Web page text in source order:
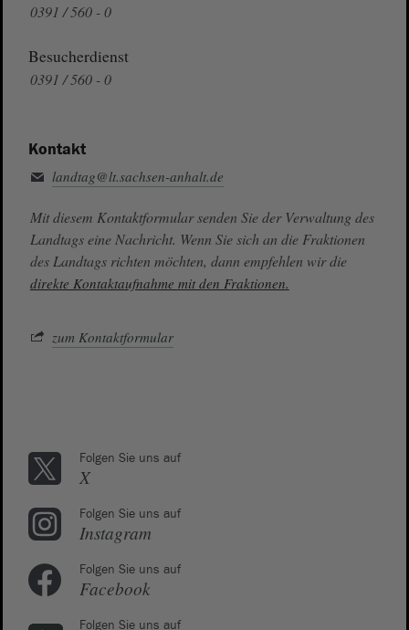
0391 / 560 - 0
Besucherdienst
0391 / 560 - 0
Kontakt
landtag@lt.sachsen-anhalt.de
Mit diesem Kontaktformular senden Sie der Verwaltung des
Landtags eine Nachricht. Wenn Sie sich an die Fraktionen
des Landtags richten möchten, dann empfehlen wir die
direkte Kontaktaufnahme mit den Fraktionen.
zum Kontaktformular
Folgen Sie uns auf
X
Folgen Sie uns auf
Instagram
Folgen Sie uns auf
Facebook
Folgen Sie uns auf